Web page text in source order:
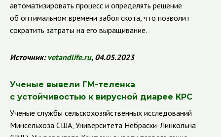
автоматизировать процесс и определять решение
об оптимальном времени забоя скота, что позволит
сократить затраты на его выращивание.
Источник: vetandlife.ru, 04.05.2023
Ученые вывели ГМ-теленка
с устойчивостью к вирусной диарее КРС
Ученые службы сельскохозяйственных исследований
Минсельхоза США, Университета Небраски-Линкольна